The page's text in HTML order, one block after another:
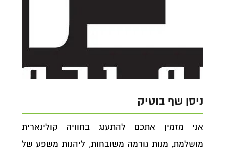
ניסן שף בוטיק
אני מזמין אתכם להתענג בחוויה קולינארית
מושלמת, מנות גורמה משובחות, ליהנות משפע של